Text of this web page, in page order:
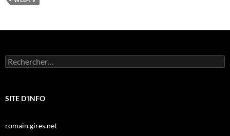
Rechercher :
SITE D'INFO
romain.gires.net